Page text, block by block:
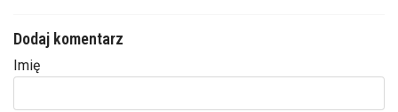
Dodaj komentarz
Imię